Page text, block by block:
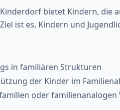
bietet Kindern, die
ist es, Kindern und
in familiären Strukturen
der Kinder im
oder familienanalogen